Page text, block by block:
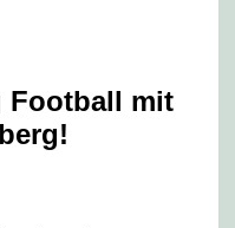
Football mit